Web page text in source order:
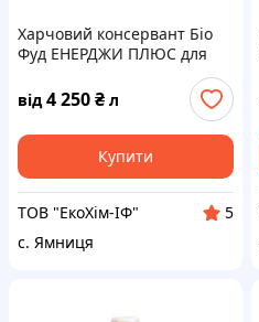
Харчовий консервант Біо
Фуд ЕНЕРДЖИ ПЛЮС для
живого бродіння | 1 літр
від 4 250₴ л
Купити
ТОВ "ЕкоХім-ІФ"
5
с. Ямниця